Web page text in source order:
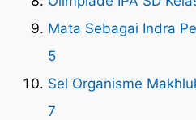
Mata Sebagai Indra
5
Sel Organisme
7